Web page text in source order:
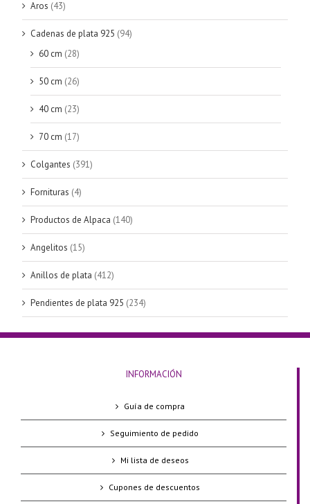
Aros (43)
Cadenas de plata 925 (94)
60 cm (28)
50 cm (26)
40 cm (23)
70 cm (17)
Colgantes (391)
Fornituras (4)
Productos de Alpaca (140)
Angelitos (15)
Anillos de plata (412)
Pendientes de plata 925 (234)
INFORMACIÓN
Guía de compra
Seguimiento de pedido
Mi lista de deseos
Cupones de descuentos